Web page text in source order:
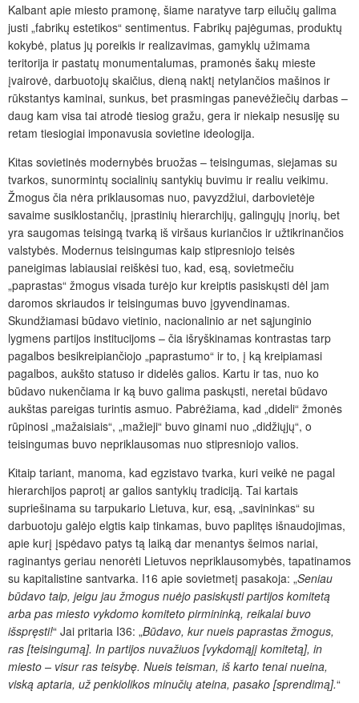
Kalbant apie miesto pramonę, šiame naratyve tarp eilučių galima
justi „fabrikų estetikos“ sentimentus. Fabrikų pajėgumas, produktų
kokybė, platus jų poreikis ir realizavimas, gamyklų užimama
teritorija ir pastatų monumentalumas, pramonės šakų mieste
įvairovė, darbuotojų skaičius, dieną naktį netylančios mašinos ir
rūkstantys kaminai, sunkus, bet prasmingas panevėžiečių darbas –
daug kam visa tai atrodė tiesiog gražu, gera ir niekaip nesusiję su
retam tiesiogiai imponavusia sovietine ideologija.
Kitas sovietinės modernybės bruožas – teisingumas, siejamas su
tvarkos, sunormintų socialinių santykių buvimu ir realiu veikimu.
Žmogus čia nėra priklausomas nuo, pavyzdžiui, darbovietėje
savaime susiklostančių, įprastinių hierarchijų, galingųjų įnorių, bet
yra saugomas teisingą tvarką iš viršaus kuriančios ir užtikrinančios
valstybės. Modernus teisingumas kaip stipresniojo teisės
paneigimas labiausiai reiškėsi tuo, kad, esą, sovietmečiu
„paprastas“ žmogus visada turėjo kur kreiptis pasiskųsti dėl jam
daromos skriaudos ir teisingumas buvo įgyvendinamas.
Skundžiamasi būdavo vietinio, nacionalinio ar net sąjunginio
lygmens partijos institucijoms – čia išryškinamas kontrastas tarp
pagalbos besikreipiančiojo „paprastumo“ ir to, į ką kreipiamasi
pagalbos, aukšto statuso ir didelės galios. Kartu ir tas, nuo ko
būdavo nukenčiama ir ką buvo galima paskųsti, neretai būdavo
aukštas pareigas turintis asmuo. Pabrėžiama, kad „dideli“ žmonės
rūpinosi „mažaisiais“, „mažieji“ buvo ginami nuo „didžiųjų“, o
teisingumas buvo nepriklausomas nuo stipresniojo valios.
Kitaip tariant, manoma, kad egzistavo tvarka, kuri veikė ne pagal
hierarchijos paprotį ar galios santykių tradiciją. Tai kartais
supriešinama su tarpukario Lietuva, kur, esą, „savininkas“ su
darbuotoju galėjo elgtis kaip tinkamas, buvo paplitęs išnaudojimas,
apie kurį įspėdavo patys tą laiką dar menantys šeimos nariai,
raginantys geriau nenorėti Lietuvos nepriklausomybės, tapatinamos
su kapitalistine santvarka. I16 apie sovietmetį pasakoja: „Seniau
būdavo taip, jeigu jau žmogus nuėjo pasiskųsti partijos komitetą
arba pas miesto vykdomo komiteto pirmininką, reikalai buvo
išspręsti!“ Jai pritaria I36: „Būdavo, kur nueis paprastas žmogus,
ras [teisingumą]. In partijos nuvažiuos [vykdomąjį komitetą], in
miesto – visur ras teisybę. Nueis teisman, iš karto tenai nueina,
viską aptaria, už penkiolikos minučių ateina, pasako [sprendimą].“